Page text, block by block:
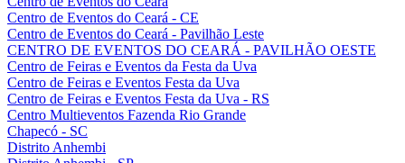
Centro de Eventos do Ceará - CE
Centro de Eventos do Ceará - Pavilhão Leste
CENTRO DE EVENTOS DO CEARÁ - PAVILHÃO OESTE
Centro de Feiras e Eventos da Festa da Uva
Centro de Feiras e Eventos Festa da Uva
Centro de Feiras e Eventos Festa da Uva - RS
Centro Multieventos Fazenda Rio Grande
Chapecó - SC
Distrito Anhembi